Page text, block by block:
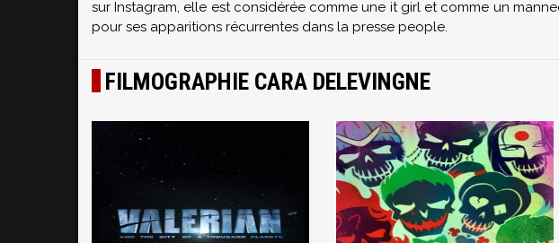
sur Instagram, elle est considérée comme une it girl et comme un
pour ses apparitions récurrentes dans la presse people.
FILMOGRAPHIE CARA DELEVINGNE